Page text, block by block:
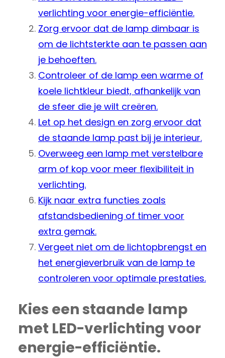
verlichting voor energie-efficiëntie.
Zorg ervoor dat de lamp dimbaar is
om de lichtsterkte aan te passen aan
je behoeften.
Controleer of de lamp een warme of
koele lichtkleur biedt, afhankelijk van
de sfeer die je wilt creëren.
Let op het design en zorg ervoor dat
de staande lamp past bij je interieur.
Overweeg een lamp met verstelbare
arm of kop voor meer flexibiliteit in
verlichting.
Kijk naar extra functies zoals
afstandsbediening of timer voor
extra gemak.
Vergeet niet om de lichtopbrengst en
het energieverbruik van de lamp te
controleren voor optimale prestaties.
Kies een staande lamp
met LED-verlichting voor
energie-efficiëntie.